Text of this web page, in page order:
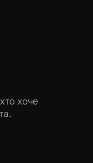
хоче